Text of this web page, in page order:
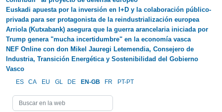
Euskadi apuesta por la inversión en I+D y la colaboración público-
privada para ser protagonista de la reindustrialización europea
Arriola (Kutxabank) asegura que la guerra arancelaria iniciada por
Trump genera "mucha incertidumbre" en la economía vasca
NEF Online con don Mikel Jauregi Letemendia, Consejero de
Industria, Transición Energética y Sostenibilidad del Gobierno
Vasco
ES CA EU GL DE EN-GB FR PT-PT